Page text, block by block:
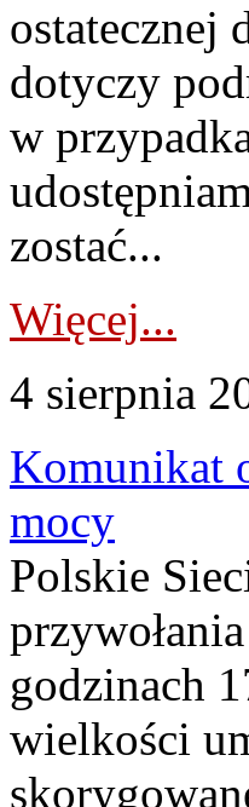
ostatecznej
dotyczy
w
zostać...
Więcej...
4 sierpnia
Komunikat
mocy
Polskie
godzinach
wielkości